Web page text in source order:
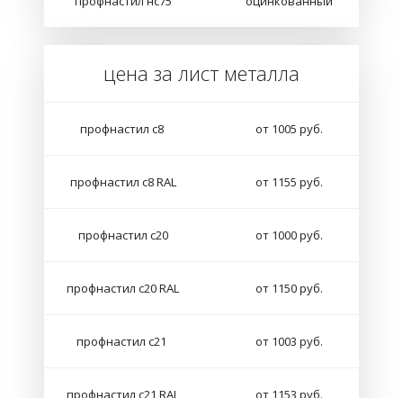
цена за лист металла
профнастил с8 от 1005 руб.
профнастил с8 RAL от 1155 руб.
профнастил с20 от 1000 руб.
профнастил с20 RAL от 1150 руб.
профнастил с21 от 1003 руб.
профнастил с21 RAL от 1153 руб.